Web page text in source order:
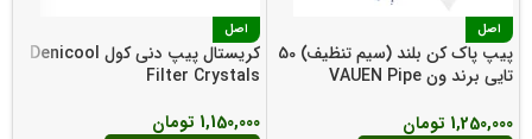
اصل
پیپ پاک کن بلند (سیم تنظیف) 50
تایی برند ون VAUEN Pipe
1,250,000 تومان
اصل
کریستال پیپ دنی کول Denicool
Filter Crystals
1,150,000 تومان